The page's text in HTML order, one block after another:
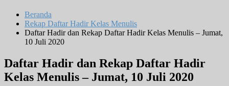
Beranda
Rekap Daftar Hadir Kelas Menulis
Daftar Hadir dan Rekap Daftar Hadir Kelas Menulis – Jumat,
10 Juli 2020
Daftar Hadir dan Rekap Daftar Hadir
Kelas Menulis – Jumat, 10 Juli 2020